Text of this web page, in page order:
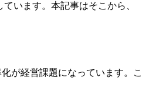
ています。本記事はそこから、
が経営課題になっています。こ